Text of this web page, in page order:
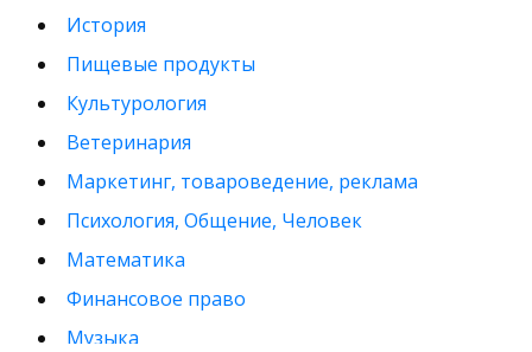
История
Пищевые продукты
Культурология
Ветеринария
Маркетинг, товароведение, реклама
Психология, Общение, Человек
Математика
Финансовое право
Музыка